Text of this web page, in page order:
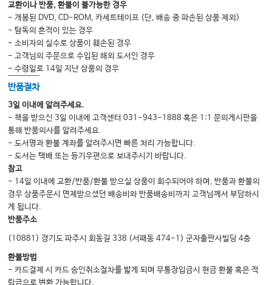
11. 감염성 질환(Infectious Diseases)
Chapter 8 구강내과학·법치의학(Oral Medicine and Forensic
Odontology)
1. 구강내과학이란?
2. 구강안면통증(Orofacial Pain)
4. 구취(Oral Malodor)
5. 전신질환자의 구강내 합병증
6. 법치의학
Chapter 9-1 구강악안면외과학(Oral and Maxillofacial Surgery)
I. 구강악안면외과학의 발전과 현황
II. 발치
Ⅴ. 상악동질환
교환이나 반품, 환불이 불가능한 경우
- 개봉된 DVD, CD-ROM, 카세트테이프 (단, 배송 중 파손된 상품 제외)
- 탐독의 흔적이 있는 경우
- 소비자의 실수로 상품이 훼손된 경우
- 고객님의 주문으로 수입된 해외 도서인 경우
- 수령일로 14일 지난 상품의 경우
반품절차
3일 이내에 알려주세요.
- 책을 받으신 3일 이내에 고객센터 031-943-1888 혹은 1:1 문의게시판을
통해 반품의사를 알려주세요.
- 도서명과 환불 계좌를 알려주시면 빠른 처리 가능합니다.
- 도서는 택배 또는 등기우편으로 보내주시기 바랍니다.
참고
- 14일 이내에 교환/반품/환불 받으실 상품이 회수되어야 하며, 반품과 환불의
경우 상품주문시 면제받으셨던 배송비와 반품배송비까지 고객님께서 부담하시
게 됩니다.
반품주소
(10881) 경기도 파주시 회동길 338 (서패동 474-1) 군자출판사빌딩 4층
환불방법
- 카드결제 시 카드 승인취소절차를 밟게 되며 무통장입금시 현금 환불 혹은 적
립금으로 변환 가능합니다.